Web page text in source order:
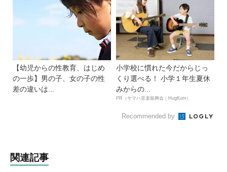
【幼児からの性教育、はじめ
の一歩】男の子、女の子の性
差の違いは...
小学校に慣れた今だからじっ
くり選べる！ 小学１年生夏休
みからの...
PR（ヤマハ音楽振興会｜HugKum）
Recommended by
関連記事